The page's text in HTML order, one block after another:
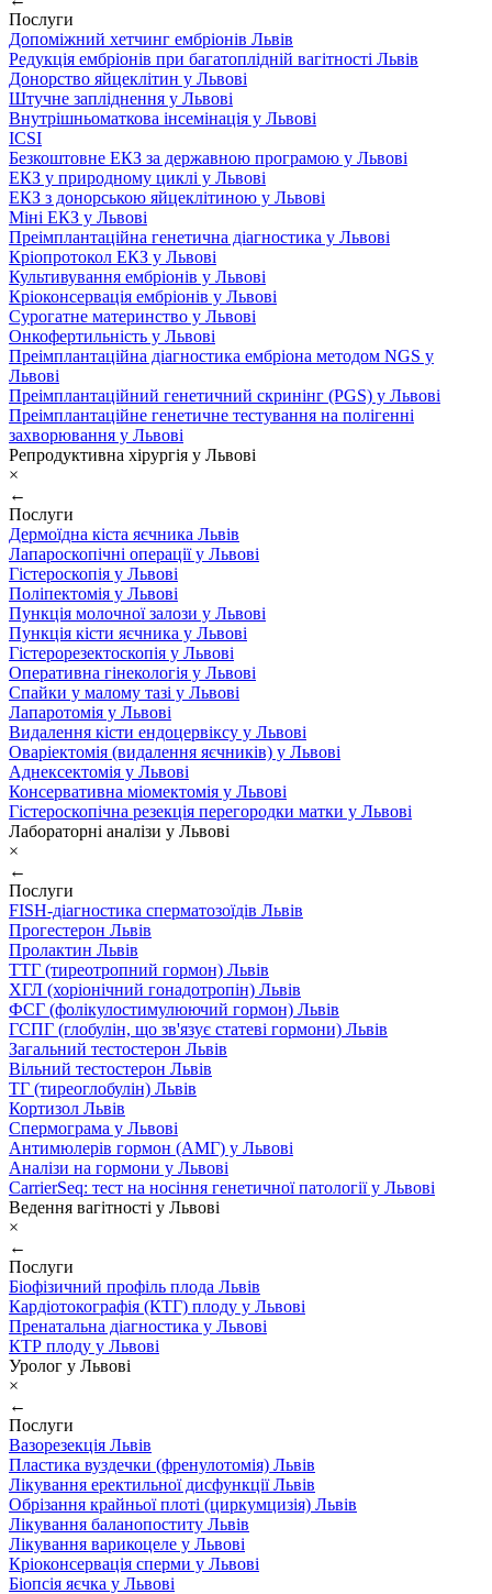
Послуги
Допоміжний хетчинг ембріонів Львів
Редукція ембріонів при багатоплідній вагітності Львів
Донорство яйцеклітин у Львові
Штучне запліднення у Львові
Внутрішньоматкова інсемінація у Львові
ICSI
Безкоштовне ЕКЗ за державною програмою у Львові
ЕКЗ у природному циклі у Львові
ЕКЗ з донорською яйцеклітиною у Львові
Міні ЕКЗ у Львові
Преімплантаційна генетична діагностика у Львові
Кріопротокол ЕКЗ у Львові
Культивування ембріонів у Львові
Кріоконсервація ембріонів у Львові
Сурогатне материнство у Львові
Онкофертильність у Львові
Преімплантаційна діагностика ембріона методом NGS у
Львові
Преімплантаційний генетичний скринінг (PGS) у Львові
Преімплантаційне генетичне тестування на полігенні
захворювання у Львові
Репродуктивна хірургія у Львові
×
←
Послуги
Дермоїдна кіста яєчника Львів
Лапароскопічні операції у Львові
Гістероскопія у Львові
Поліпектомія у Львові
Пункція молочної залози у Львові
Пункція кісти яєчника у Львові
Гістерорезектоскопія у Львові
Оперативна гінекологія у Львові
Спайки у малому тазі у Львові
Лапаротомія у Львові
Видалення кісти ендоцервіксу у Львові
Оваріектомія (видалення яєчників) у Львові
Аднексектомія у Львові
Консервативна міомектомія у Львові
Гістероскопічна резекція перегородки матки у Львові
Лабораторні аналізи у Львові
×
←
Послуги
FISH-діагностика сперматозоїдів Львів
Прогестерон Львів
Пролактин Львів
ТТГ (тиреотропний гормон) Львів
ХГЛ (хоріонічний гонадотропін) Львів
ФСГ (фолікулостимулюючий гормон) Львів
ГСПГ (глобулін, що зв'язує статеві гормони) Львів
Загальний тестостерон Львів
Вільний тестостерон Львів
ТГ (тиреоглобулін) Львів
Кортизол Львів
Спермограма у Львові
Антимюлерів гормон (АМГ) у Львові
Аналізи на гормони у Львові
CarrierSeq: тест на носіння генетичної патології у Львові
Ведення вагітності у Львові
×
←
Послуги
Біофізичний профіль плода Львів
Кардіотокографія (КТГ) плоду у Львові
Пренатальна діагностика у Львові
КТР плоду у Львові
Уролог у Львові
×
←
Послуги
Вазорезекція Львів
Пластика вуздечки (френулотомія) Львів
Лікування еректильної дисфункції Львів
Обрізання крайньої плоті (циркумцизія) Львів
Лікування баланопоститу Львів
Лікування варикоцеле у Львові
Кріоконсервація сперми у Львові
Біопсія яєчка у Львові